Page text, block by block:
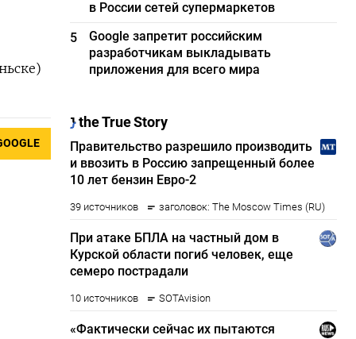
в России сетей супермаркетов
5
Google запретит российским
разработчикам выкладывать
приложения для всего мира